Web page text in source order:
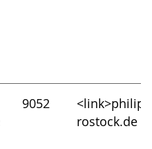
9052
rostock.de